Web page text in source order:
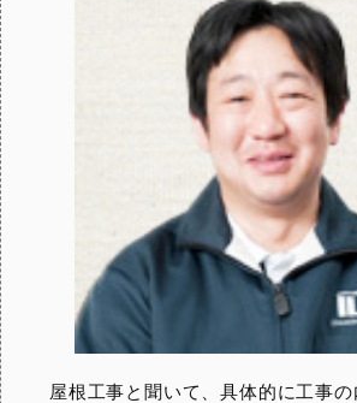
屋根工事と聞いて、具体的に工事